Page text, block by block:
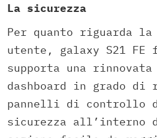
La sicurezza
Per quanto riguarda la
utente, galaxy S21 FE
supporta una
dashboard in grado
pannelli di controllo
sicurezza all’interno